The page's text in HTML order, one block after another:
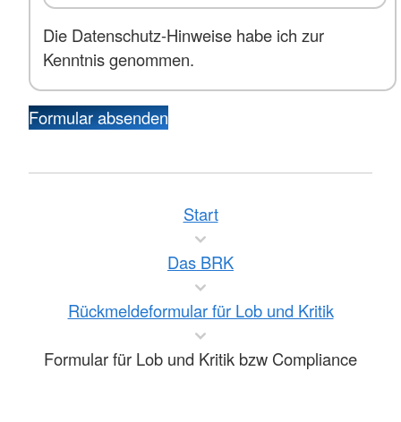
Die Datenschutz-Hinweise habe ich zur
Kenntnis genommen.
Formular absenden
Start
Das BRK
Rückmeldeformular für Lob und Kritik
Formular für Lob und Kritik bzw Compliance